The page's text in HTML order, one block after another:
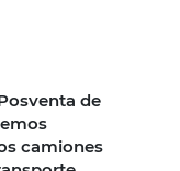
de
camiones